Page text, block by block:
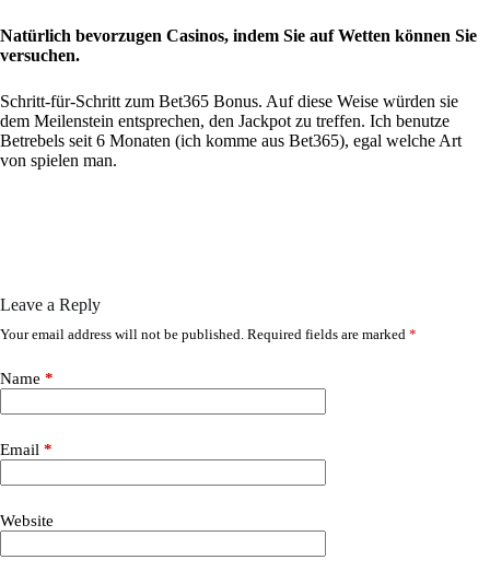
Natürlich bevorzugen Casinos, indem Sie auf Wetten können Sie
versuchen.
Schritt-für-Schritt zum Bet365 Bonus. Auf diese Weise würden sie
dem Meilenstein entsprechen, den Jackpot zu treffen. Ich benutze
Betrebels seit 6 Monaten (ich komme aus Bet365), egal welche Art
von spielen man.
Leave a Reply
Your email address will not be published. Required fields are marked *
Name *
Email *
Website